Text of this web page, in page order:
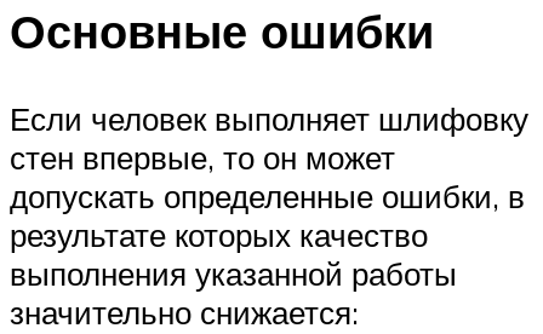
Основные ошибки
Если человек выполняет шлифовку
стен впервые, то он может
допускать определенные ошибки, в
результате которых качество
выполнения указанной работы
значительно снижается: